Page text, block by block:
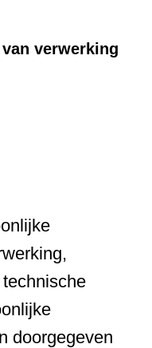
verwerking
doorgegeven